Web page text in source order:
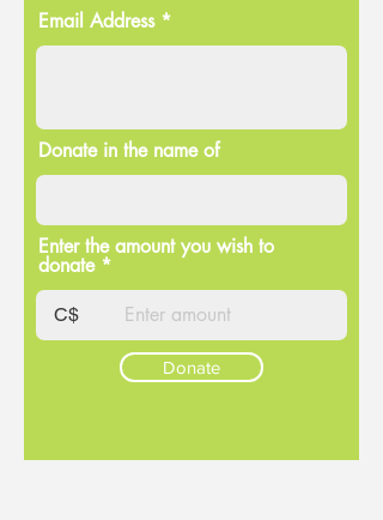
Email Address
Donate in the name of
Enter the amount you wish to
donate
C$
Donate